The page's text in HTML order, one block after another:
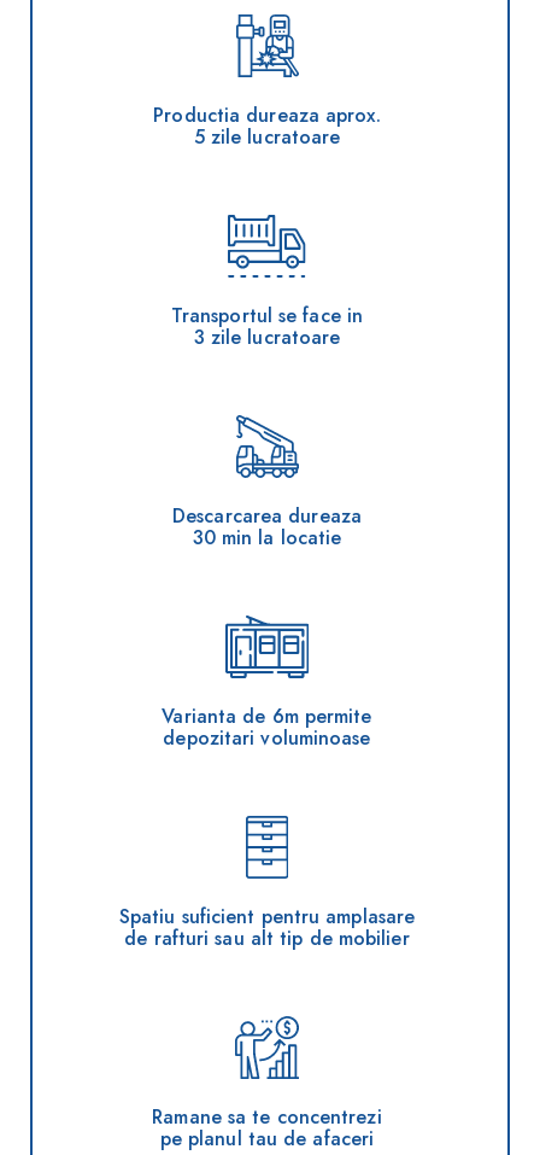
Productia dureaza aprox.
5 zile lucratoare
Transportul se face in
3 zile lucratoare
Descarcarea dureaza
30 min la locatie
Varianta de 6m permite
depozitari voluminoase
Spatiu suficient pentru amplasare
de rafturi sau alt tip de mobilier
Ramane sa te concentrezi
pe planul tau de afaceri